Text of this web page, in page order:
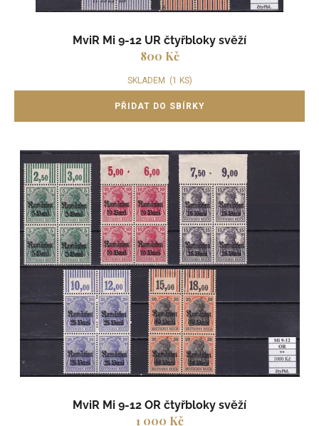
MviR Mi 9-12 UR čtyřbloky svěží
800 Kč
SKLADEM (1 KS)
MviR Mi 9-12 OR čtyřbloky svěží
1 000 Kč